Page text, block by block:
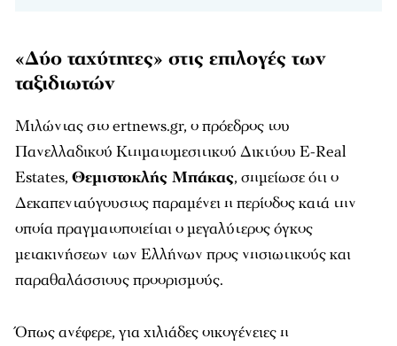
«Δύο ταχύτητες» στις επιλογές των
ταξιδιωτών
Μιλώντας στο ertnews.gr, ο πρόεδρος του
Πανελλαδικού Κτηματομεσιτικού Δικτύου E-Real
Estates, Θεμιστοκλής Μπάκας, σημείωσε ότι ο
Δεκαπενταύγουστος παραμένει η περίοδος κατά την
οποία πραγματοποιείται ο μεγαλύτερος όγκος
μετακινήσεων των Ελλήνων προς νησιωτικούς και
παραθαλάσσιους προορισμούς.
Όπως ανέφερε, για χιλιάδες οικογένειες η